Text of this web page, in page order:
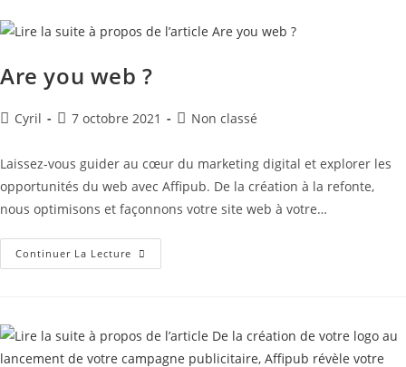
Are you web ?
Cyril 7 octobre 2021 Non classé
Laissez-vous guider au cœur du marketing digital et explorer les
opportunités du web avec Affipub. De la création à la refonte,
nous optimisons et façonnons votre site web à votre…
Continuer La Lecture